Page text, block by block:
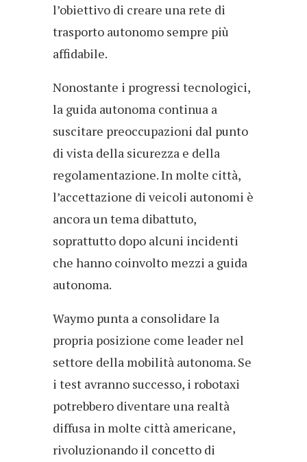
l’obiettivo di creare una rete di
trasporto autonomo sempre più
affidabile.
Nonostante i progressi tecnologici,
la guida autonoma continua a
suscitare preoccupazioni dal punto
di vista della sicurezza e della
regolamentazione. In molte città,
l’accettazione di veicoli autonomi è
ancora un tema dibattuto,
soprattutto dopo alcuni incidenti
che hanno coinvolto mezzi a guida
autonoma.
Waymo punta a consolidare la
propria posizione come leader nel
settore della mobilità autonoma. Se
i test avranno successo, i robotaxi
potrebbero diventare una realtà
diffusa in molte città americane,
rivoluzionando il concetto di